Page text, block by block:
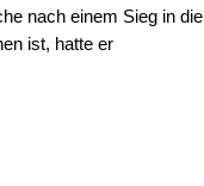
nach einem Sieg in die
ist, hatte er